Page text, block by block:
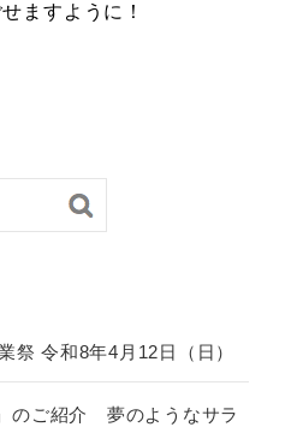
ますように！
祭 令和8年4月12日（日）
」のご紹介 夢のようなサラ